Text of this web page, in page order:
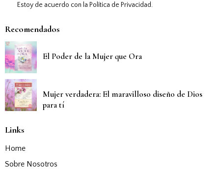
Estoy de acuerdo con la Política de Privacidad.
Recomendados
El Poder de la Mujer que Ora
Mujer verdadera: El maravilloso diseño de Dios
para tí
Links
Home
Sobre Nosotros